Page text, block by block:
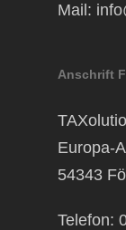
Mail:
Anschrift
Europa-
54343
Telefon: